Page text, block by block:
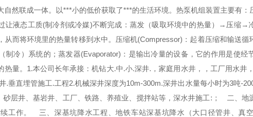
自然联成一体。以***小的低价获取了***的生活环境。热泵机组装置主要有：
让液态工质(制冷剂或冷媒)不断完成：蒸发（吸取环境中的热量）→压缩
从而将环境里的热量转移到水中。压缩机(Compressor)：起着压缩和输送循
制冷）系统的；蒸发器(Evaporator)：是输出冷量的设备，它的作用是使经
热量。1.本公司长年承接：机钻大.中.小.深井.，家庭用水井，，工厂用水井
.垂直埋管施工.工程2.机械深井深度为10m-300m.深井出水量每小时为3吨-
砂层井、基岩井、工厂、铁路、养殖业、搅拌站等，深水井施工:； 二、地
工作。 三、深基坑降水工程、地铁车站深基坑降水（大口径管井、真